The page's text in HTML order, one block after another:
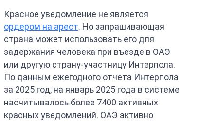
Красное уведомление не является
ордером на арест. Но запрашивающая
страна может использовать его для
задержания человека при въезде в ОАЭ
или другую страну-участницу Интерпола.
По данным ежегодного отчета Интерпола
за 2025 год, на январь 2025 года в системе
насчитывалось более 7400 активных
красных уведомлений. ОАЭ активно